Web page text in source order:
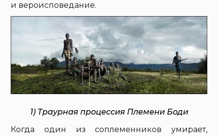
и вероисповедание.
1) Траурная процессия Племени Боди
Когда один из соплеменников умирает,